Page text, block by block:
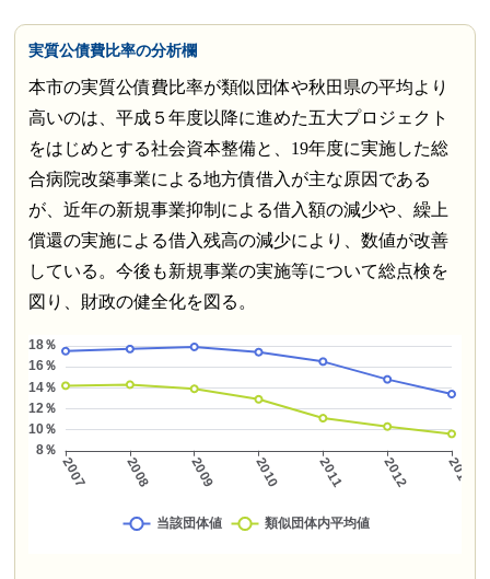
実質公債費比率の分析欄
本市の実質公債費比率が類似団体や秋田県の平均より
高いのは、平成５年度以降に進めた五大プロジェクト
をはじめとする社会資本整備と、19年度に実施した総
合病院改築事業による地方債借入が主な原因である
が、近年の新規事業抑制による借入額の減少や、繰上
償還の実施による借入残高の減少により、数値が改善
している。今後も新規事業の実施等について総点検を
図り、財政の健全化を図る。